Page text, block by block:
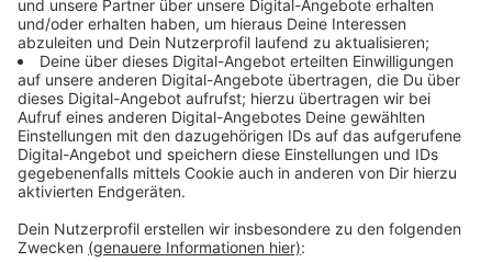
aus. Ihm hatte jemand telefonisch einen Radlader
angeboten und der Vredener ging darauf ein. Als er das
Fahrzeug dann im Internet weiterverkaufen wollte,
meldete sich ein niederländischer Bauunternehmer.
Dem war der Radlader Ende letzter Woche geklaut
worden. Die Polizei stellte das Fahrzeug sicher und die
Kaufsumme bekommt der Vredener natürlich auch
nicht wieder.
Anzeige